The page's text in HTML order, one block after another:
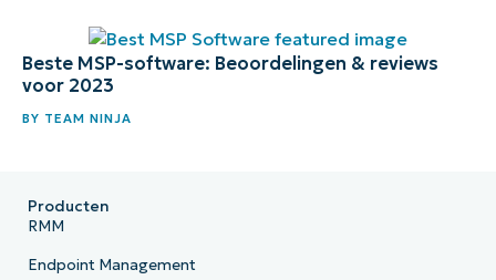
Beste MSP-software: Beoordelingen & reviews
voor 2023
BY TEAM NINJA
Producten
RMM
Endpoint Management